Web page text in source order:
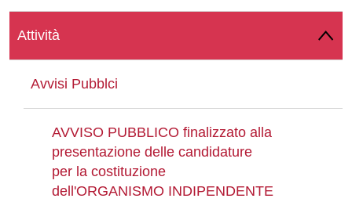
Attività
Avvisi Pubblci
AVVISO PUBBLICO finalizzato alla
presentazione delle candidature
per la costituzione
dell'ORGANISMO INDIPENDENTE